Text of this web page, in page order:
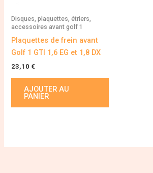
Disques, plaquettes, étriers,
accessoires avant golf 1
Plaquettes de frein avant
Golf 1 GTI 1,6 EG et 1,8 DX
23,10 €
AJOUTER AU
PANIER